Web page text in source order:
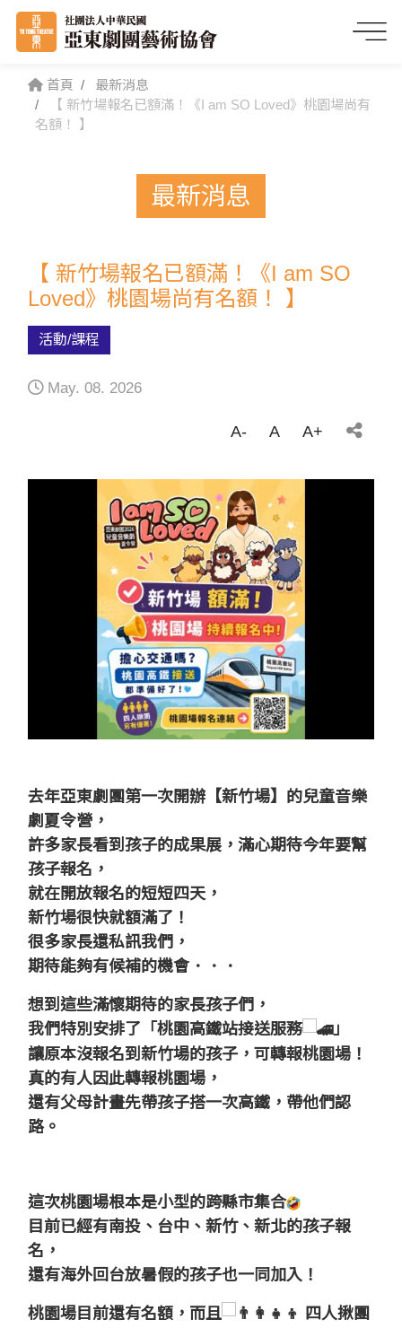
首頁
最新消息
【 新竹場報名已額滿！《I am SO Loved》桃園場尚有
名額！ 】
最新消息
【 新竹場報名已額滿！《I am SO
Loved》桃園場尚有名額！ 】
活動/課程
May. 08. 2026
A- A A+
去年亞東劇團第一次開辦【新竹場】的兒童音樂
劇夏令營，
許多家長看到孩子的成果展，滿心期待今年要幫
孩子報名，
就在開放報名的短短四天，
新竹場很快就額滿了！
很多家長還私訊我們，
期待能夠有候補的機會．．．
想到這些滿懷期待的家長孩子們，
我們特別安排了「桃園高鐵站接送服務
」
讓原本沒報名到新竹場的孩子，可轉報桃園場！
真的有人因此轉報桃園場，
還有父母計畫先帶孩子搭一次高鐵，帶他們認
路。
這次桃園場根本是小型的跨縣市集合
目前已經有南投、台中、新竹、新北的孩子報
名，
還有海外回台放暑假的孩子也一同加入！
桃園場目前還有名額， 而且
四人揪團